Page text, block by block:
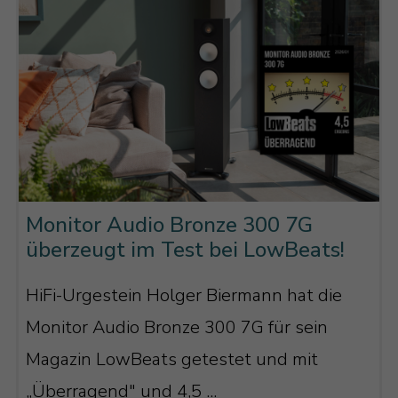
desto stärker bündelt es den Schall (die
Schallverteilung wird also immer
schmaler bzw. enger). Der Hochtöner
hingegen ist auf die Wiedergabe genau
dieser hohen Frequenzen hin optimiert
und strahlt dementsprechend sehr breit
ab. Solang Sie im „Sweet Spot“ sitzen
(also relativ mittig vor Ihrem
Problematisch wird es hingegen, wenn
Monitor Audio Bronze 300 7G
überzeugt im Test bei LowBeats!
HiFi-Urgestein Holger Biermann hat die
Monitor Audio Bronze 300 7G für sein
Magazin LowBeats getestet und mit
„Überragend" und 4,5 ...